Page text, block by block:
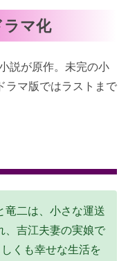
ラマ化
説が原作。未完の小
ラマ版ではラストまで
竜二は、小さな運送
、吉江夫妻の実娘で
くも幸せな生活を